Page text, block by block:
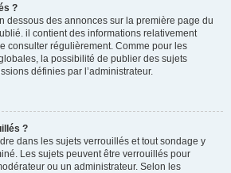
?
dessous des annonces sur la première page du
il contient des informations relativement
consulter régulièrement. Comme pour les
la possibilité de publier des sujets
définies par l’administrateur.
?
dans les sujets verrouillés et tout sondage y
Les sujets peuvent être verrouillés pour
ou un administrateur. Selon les